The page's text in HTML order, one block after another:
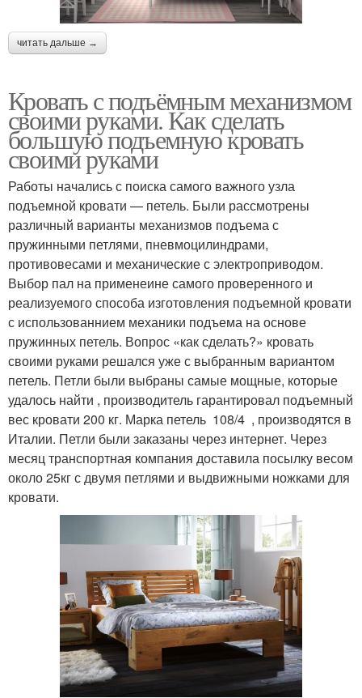
читать дальше →
Кровать с подъёмным механизмом
своими руками. Как сделать
большую подъемную кровать
своими руками
Работы начались с поиска самого важного узла
подъемной кровати — петель. Были рассмотрены
различный варианты механизмов подъема с
пружинными петлями, пневмоцилиндрами,
противовесами и механические с электроприводом.
Выбор пал на применеине самого проверенного и
реализуемого способа изготовления подъемной кровати
с использованнием механики подъема на основе
пружинных петель. Вопрос «как сделать?» кровать
своими руками решался уже с выбранным вариантом
петель. Петли были выбраны самые мощные, которые
удалось найти , производитель гарантировал подъемный
вес кровати 200 кг. Марка петель 108/4 , производятся в
Италии. Петли были заказаны через интернет. Через
месяц транспортная компания доставила посылку весом
около 25кг с двумя петлями и выдвижными ножками для
кровати.